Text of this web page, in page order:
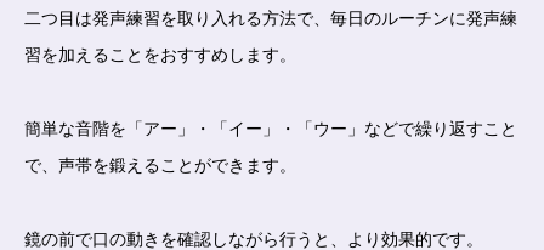
二つ目は発声練習を取り入れる方法で、毎日のルーチンに発声練
習を加えることをおすすめします。
簡単な音階を「アー」・「イー」・「ウー」などで繰り返すこと
で、声帯を鍛えることができます。
鏡の前で口の動きを確認しながら行うと、より効果的です。